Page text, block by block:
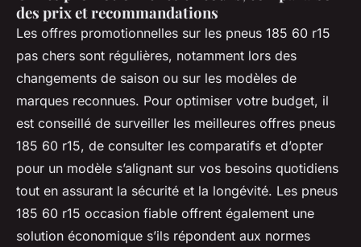
des prix et recommandations
Les offres promotionnelles sur les pneus 185 60 r15
pas chers sont régulières, notamment lors des
changements de saison ou sur les modèles de
marques reconnues. Pour optimiser votre budget, il
est conseillé de surveiller les meilleures offres pneus
185 60 r15, de consulter les comparatifs et d’opter
pour un modèle s’alignant sur vos besoins quotidiens
tout en assurant la sécurité et la longévité. Les pneus
185 60 r15 occasion fiable offrent également une
solution économique s’ils répondent aux normes